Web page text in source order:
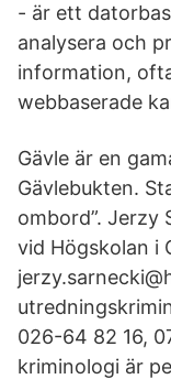
- är ett
analysera och
information,
webbaserade
Gävle är en
Gävlebukten.
ombord”. Jerzy
vid Högskolan i
026-64 82 16,
kriminologi är